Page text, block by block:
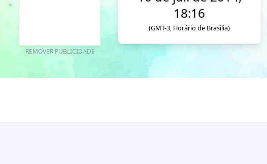
REMOVER PUBLICIDADE
18:16
(GMT-3, Horário de Brasilia)